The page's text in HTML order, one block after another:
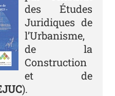
des Études
Juridiques de
l’Urbanisme,
de la
Construction
et de
).